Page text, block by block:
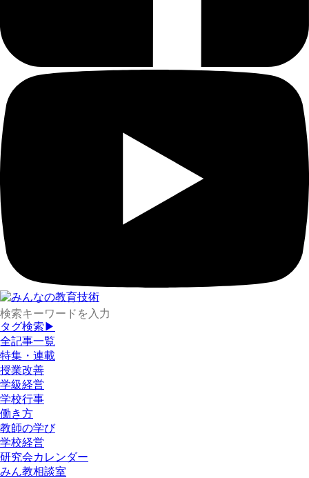
タグ検索▶
全記事一覧
特集・連載
授業改善
学級経営
学校行事
働き方
教師の学び
学校経営
研究会カレンダー
みん教相談室